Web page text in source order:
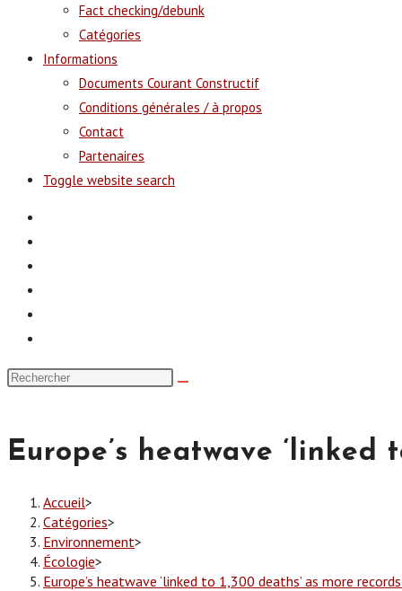
Fact checking/debunk
Catégories
Informations
Documents Courant Constructif
Conditions générales / à propos
Contact
Partenaires
Toggle website search
Europe’s heatwave ‘linked
Accueil>
Catégories>
Environnement>
Écologie>
Europe’s heatwave ‘linked to 1,300 deaths’ as more